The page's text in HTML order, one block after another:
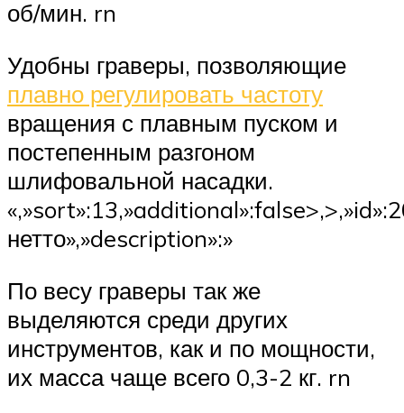
об/мин. rn
Удобны граверы, позволяющие
плавно регулировать частоту
вращения с плавным пуском и
постепенным разгоном
шлифовальной насадки.
нетто»,»description»:»
По весу граверы так же
выделяются среди других
инструментов, как и по мощности,
их масса чаще всего 0,3-2 кг. rn